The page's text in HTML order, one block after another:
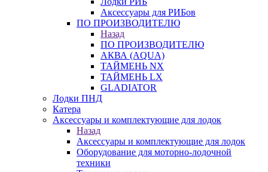
Аксессуары для РИБов
ПО ПРОИЗВОДИТЕЛЮ
Назад
ПО ПРОИЗВОДИТЕЛЮ
АКВА (AQUA)
ТАЙМЕНЬ NX
ТАЙМЕНЬ LX
GLADIATOR
Лодки ПНД
Катера
Аксессуары и комплектующие для лодок
Назад
Аксессуары и комплектующие для лодок
Оборудование для моторно-лодочной
техники